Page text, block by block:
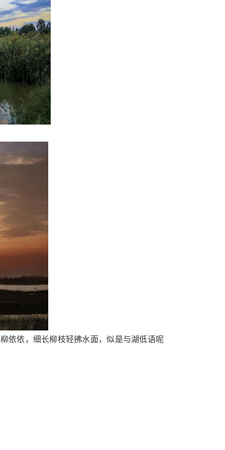
依，细长柳枝轻拂水面，似是与湖低语呢